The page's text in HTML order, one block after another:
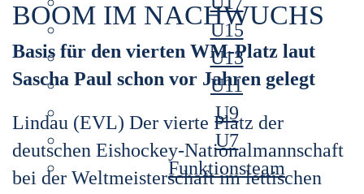
U15
U13
U11
U9
U7
Funktionsteam
BOOM IM NACHWUCHS
Basis für den vierten WM-Platz laut
Sascha Paul schon vor Jahren gelegt
Lindau (EVL) Der vierte Platz der
deutschen Eishockey-Nationalmannschaft
bei der Weltmeisterschaft im lettischen